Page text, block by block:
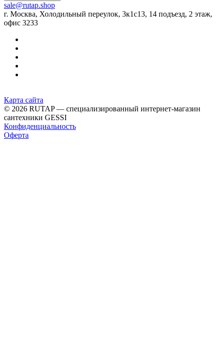
sale@rutap.shop
г. Москва, Холодильный переулок, 3к1с13, 14 подъезд, 2 этаж,
офис 3233
Карта сайта
© 2026 RUTAP — специализированный интернет-магазин
сантехники GESSI
Конфиденциальность
Оферта